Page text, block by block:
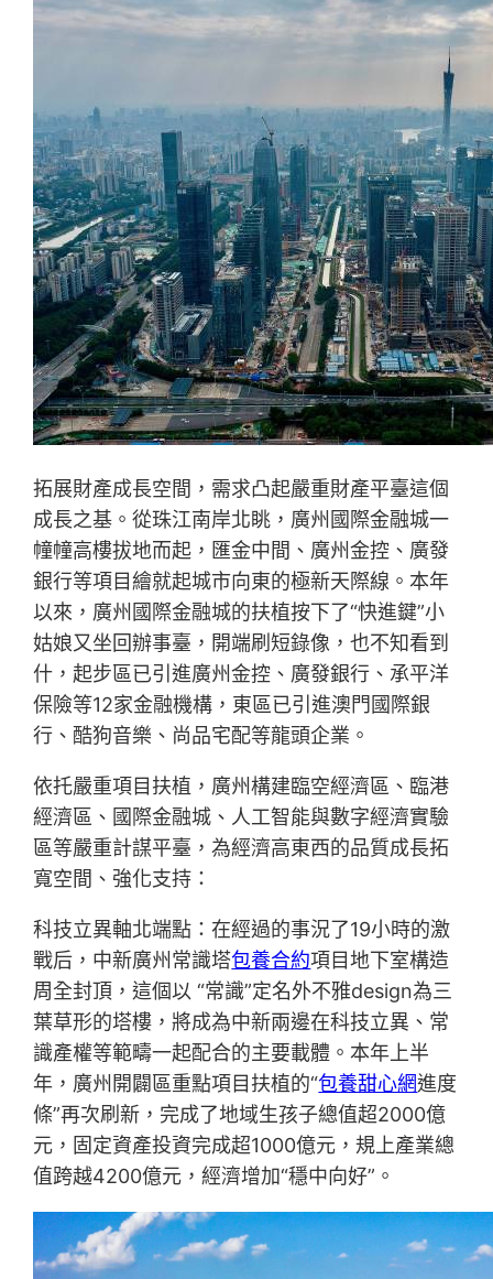
拓展財產成長空間，需求凸起嚴重財產平臺這個
成長之基。從珠江南岸北眺，廣州國際金融城一
幢幢高樓拔地而起，匯金中間、廣州金控、廣發
銀行等項目繪就起城市向東的極新天際線。本年
以來，廣州國際金融城的扶植按下了“快進鍵”小
姑娘又坐回辦事臺，開端刷短錄像，也不知看到
什，起步區已引進廣州金控、廣發銀行、承平洋
保險等12家金融機構，東區已引進澳門國際銀
行、酷狗音樂、尚品宅配等龍頭企業。
依托嚴重項目扶植，廣州構建臨空經濟區、臨港
經濟區、國際金融城、人工智能與數字經濟實驗
區等嚴重計謀平臺，為經濟高東西的品質成長拓
寬空間、強化支持：
科技立異軸北端點：在經過的事況了19小時的激
戰后，中新廣州常識塔包養合約項目地下室構造
周全封頂，這個以 “常識”定名外不雅design為三
葉草形的塔樓，將成為中新兩邊在科技立異、常
識產權等範疇一起配合的主要載體。本年上半
年，廣州開闢區重點項目扶植的“包養甜心網進度
條”再次刷新，完成了地域生孩子總值超2000億
元，固定資產投資完成超1000億元，規上產業總
值跨越4200億元，經濟增加“穩中向好”。